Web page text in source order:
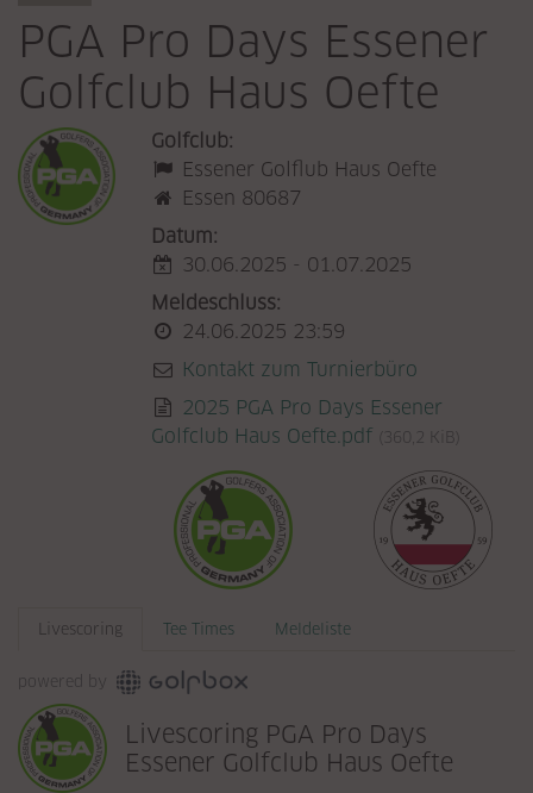
PGA Pro Days Essener
Golfclub Haus Oefte
Golfclub:
Essener Golflub Haus Oefte
Essen 80687
Datum:
30.06.2025 - 01.07.2025
Meldeschluss:
24.06.2025 23:59
Kontakt zum Turnierbüro
2025 PGA Pro Days Essener
Golfclub Haus Oefte.pdf
(360,2 KiB)
Livescoring Tee Times Meldeliste
powered by
Livescoring PGA Pro Days
Essener Golfclub Haus Oefte